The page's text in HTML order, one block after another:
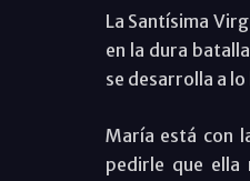
La Santísima
en la dura
se desarrolla a
María está con
pedirle que